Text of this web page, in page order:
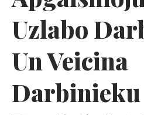
Uzlabo
Un Veicina
Darbinieku